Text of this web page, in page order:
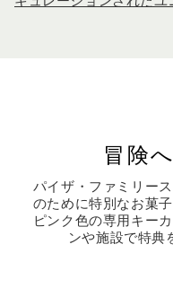
冒険
パイザ・ファミリー
のために特別なお菓
ピンク色の専用キー
ンや施設で特典